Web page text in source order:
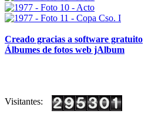
Creado gracias a software gratuito
Álbumes de fotos web jAlbum
Visitantes: